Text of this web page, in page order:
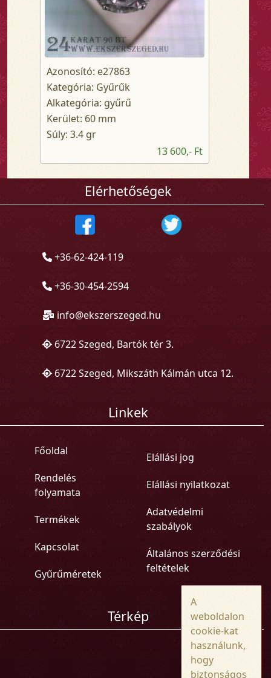
Azonosító: e27863
Kategória: Gyűrűk
Alkategória: gyűrű
Kerület: 60 mm
Súly: 3.4 gr
13 600,- Ft
Elérhetőségek
+36-62-424-119
+36-30-454-2594
info@ekszerszeged.hu
6722 Szeged, Bartók tér 3.
6722 Szeged, Mikszáth Kálmán utca 12.
Linkek
Főoldal
Rendelés
folyamata
Termékek
Kapcsolat
Gyűrűméretek
Elállási jog
Elállási nyilatkozat
Adatvédelmi
szabályok
Általános szerződési
feltételek
Térkép
A
weboldalon
cookie-kat
használunk,
hogy
biztonságos